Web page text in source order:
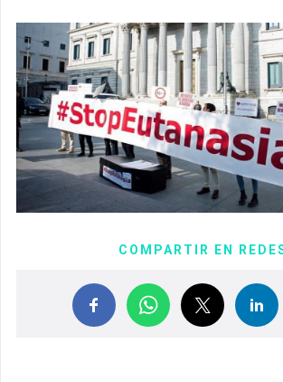
COMPARTIR EN